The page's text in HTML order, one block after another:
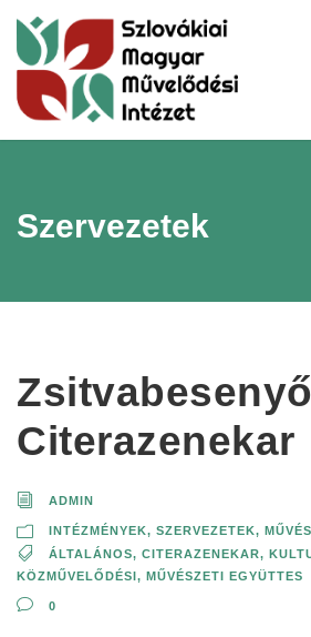
Szervezetek
Citerazenekar
ADMIN
INTÉZMÉNYEK, SZERVEZETEK,
ÁLTALÁNOS, CITERAZENEKAR,
KÖZMŰVELŐDÉSI, MŰVÉSZETI EGYÜTTES
0